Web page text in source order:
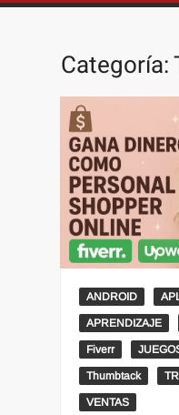
Categoría:
ANDROID
APRENDIZAJE
Fiverr
Thumbtack
VENTAS